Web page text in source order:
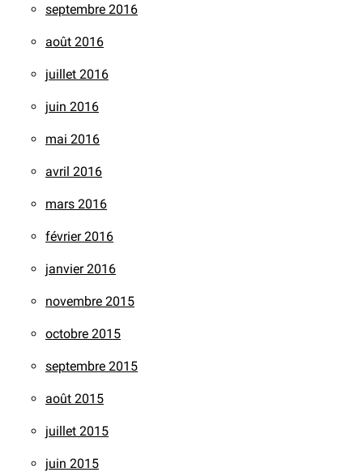
septembre 2016
août 2016
juillet 2016
juin 2016
mai 2016
avril 2016
mars 2016
février 2016
janvier 2016
novembre 2015
octobre 2015
septembre 2015
août 2015
juillet 2015
juin 2015